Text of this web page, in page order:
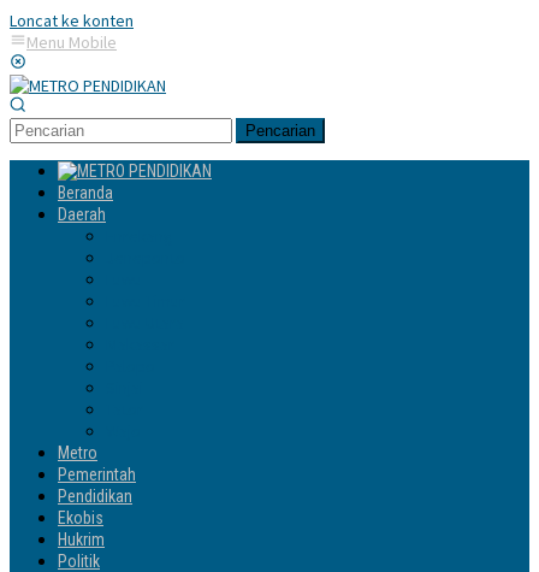
Loncat ke konten
Menu Mobile
Pencarian
Beranda
Daerah
Metro
Pemerintah
Pendidikan
Ekobis
Hukrim
Politik